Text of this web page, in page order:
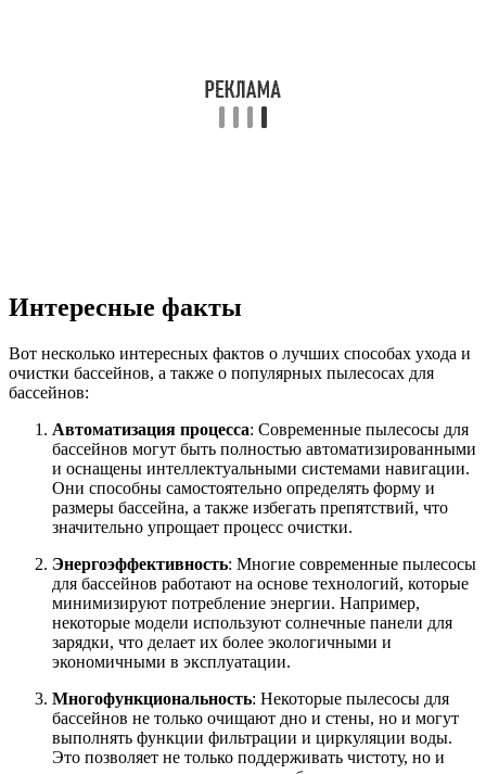
Интересные факты
Вот несколько интересных фактов о лучших способах ухода и
очистки бассейнов, а также о популярных пылесосах для
бассейнов:
Автоматизация процесса: Современные пылесосы для
бассейнов могут быть полностью автоматизированными
и оснащены интеллектуальными системами навигации.
Они способны самостоятельно определять форму и
размеры бассейна, а также избегать препятствий, что
значительно упрощает процесс очистки.
Энергоэффективность: Многие современные пылесосы
для бассейнов работают на основе технологий, которые
минимизируют потребление энергии. Например,
некоторые модели используют солнечные панели для
зарядки, что делает их более экологичными и
экономичными в эксплуатации.
Многофункциональность: Некоторые пылесосы для
бассейнов не только очищают дно и стены, но и могут
выполнять функции фильтрации и циркуляции воды.
Это позволяет не только поддерживать чистоту, но и